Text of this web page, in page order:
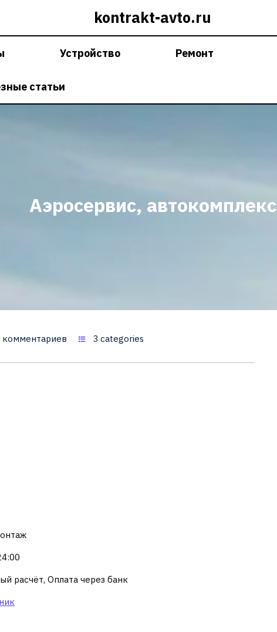
kontrakt-avto.ru
Устройство Ремонт
статьи
Аэросервис, автокомплекс
комментариев 3 categories
расчёт, Оплата через банк